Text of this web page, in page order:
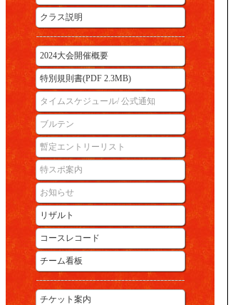
クラス説明
2024大会開催概要
特別規則書(PDF 2.3MB)
タイムスケジュール/ 公式通知
ブルテン
暫定エントリーリスト
特スポ案内
お知らせ
リザルト
コースレコード
チーム看板
チケット案内